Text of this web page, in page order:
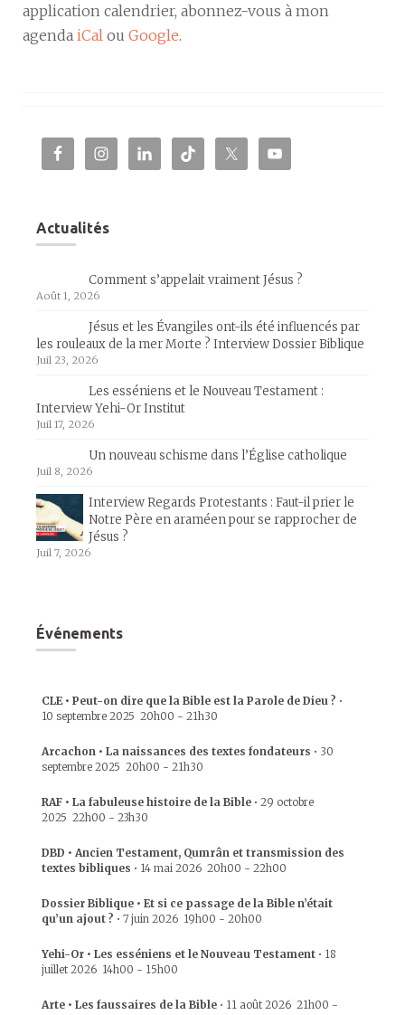
application calendrier, abonnez-vous à mon
agenda iCal ou Google.
Actualités
Comment s’appelait vraiment Jésus ?
Août 1, 2026
Jésus et les Évangiles ont-ils été influencés par
les rouleaux de la mer Morte ? Interview Dossier Biblique
Juil 23, 2026
Les esséniens et le Nouveau Testament :
Interview Yehi-Or Institut
Juil 17, 2026
Un nouveau schisme dans l’Église catholique
Juil 8, 2026
Interview Regards Protestants : Faut-il prier le
Notre Père en araméen pour se rapprocher de
Jésus ?
Juil 7, 2026
Événements
CLE • Peut-on dire que la Bible est la Parole de Dieu ? •
10 septembre 2025 20h00 - 21h30
Arcachon • La naissances des textes fondateurs • 30
septembre 2025 20h00 - 21h30
RAF • La fabuleuse histoire de la Bible • 29 octobre
2025 22h00 - 23h30
DBD • Ancien Testament, Qumrân et transmission des
textes bibliques • 14 mai 2026 20h00 - 22h00
Dossier Biblique • Et si ce passage de la Bible n’était
qu’un ajout ? • 7 juin 2026 19h00 - 20h00
Yehi-Or • Les esséniens et le Nouveau Testament • 18
juillet 2026 14h00 - 15h00
Arte • Les faussaires de la Bible • 11 août 2026 21h00 -